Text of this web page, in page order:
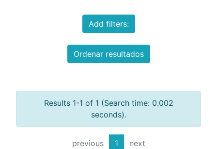
Add filters:
Ordenar resultados
Results 1-1 of 1 (Search time: 0.002
seconds).
previous 1 next